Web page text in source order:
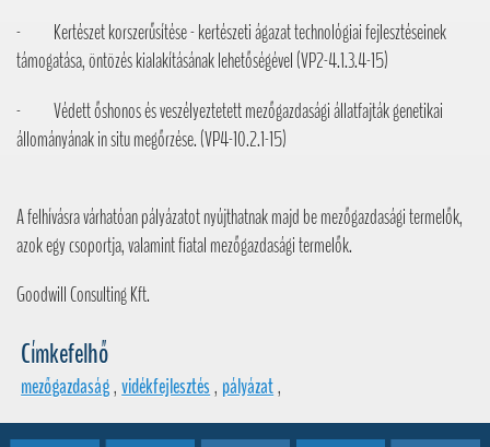
- Kertészet korszerűsítése - kertészeti ágazat technológiai fejlesztéseinek
támogatása, öntözés kialakításának lehetőségével (VP2-4.1.3.4-15)
- Védett őshonos és veszélyeztetett mezőgazdasági állatfajták genetikai
állományának in situ megőrzése. (VP4-10.2.1-15)
A felhívásra várhatóan pályázatot nyújthatnak majd be mezőgazdasági termelők,
azok egy csoportja, valamint fiatal mezőgazdasági termelők.
Goodwill Consulting Kft.
Címkefelhő
mezőgazdaság,vidékfejlesztés, pályázat,